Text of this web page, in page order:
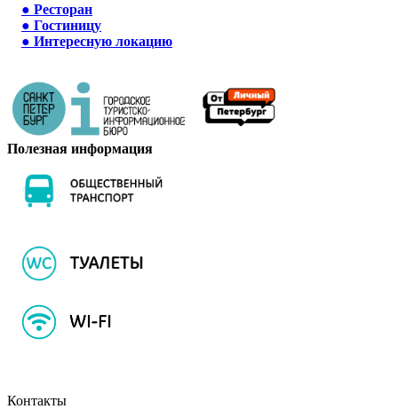
● Ресторан
● Гостиницу
● Интересную локацию
Полезная информация
Контакты